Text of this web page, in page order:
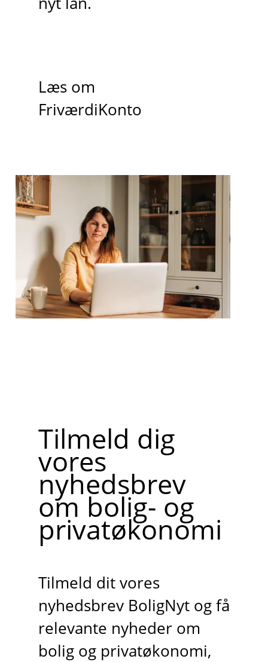
Læs om
FriværdiKonto
Tilmeld dig
vores
nyhedsbrev
om bolig- og
privatøkonomi
Tilmeld dit vores
nyhedsbrev BoligNyt og få
relevante nyheder om
bolig og privatøkonomi,